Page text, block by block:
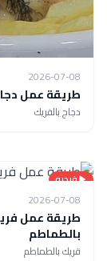
2026-07-08
طريقة عمل
دجاج بالفريك
فيديو
2026-07-08
طريقة عمل
بالطماطم
فريك بالطماطم